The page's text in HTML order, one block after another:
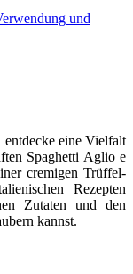
und
entdecke eine Vielfalt
Spaghetti Aglio e
cremigen Trüffel-
Rezepten
Zutaten und den
kannst.